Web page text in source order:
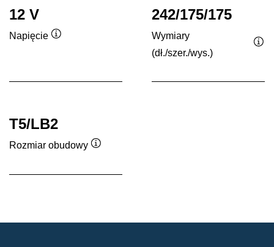
12 V
Napięcie
242/175/175
Wymiary
(dł./szer./wys.)
T5/LB2
Rozmiar obudowy